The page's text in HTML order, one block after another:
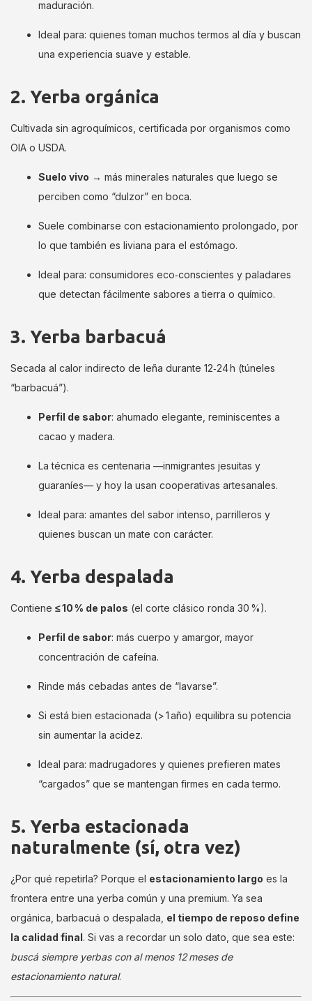
maduración.
Ideal para: quienes toman muchos termos al día y buscan
una experiencia suave y estable.
2. Yerba orgánica
Cultivada sin agroquímicos, certificada por organismos como
OIA o USDA.
Suelo vivo → más minerales naturales que luego se
perciben como “dulzor” en boca.
Suele combinarse con estacionamiento prolongado, por
lo que también es liviana para el estómago.
Ideal para: consumidores eco‑conscientes y paladares
que detectan fácilmente sabores a tierra o químico.
3. Yerba barbacuá
Secada al calor indirecto de leña durante 12‑24 h (túneles
“barbacuá”).
Perfil de sabor: ahumado elegante, reminiscentes a
cacao y madera.
La técnica es centenaria —inmigrantes jesuitas y
guaraníes— y hoy la usan cooperativas artesanales.
Ideal para: amantes del sabor intenso, parrilleros y
quienes buscan un mate con carácter.
4. Yerba despalada
Contiene ≤ 10 % de palos (el corte clásico ronda 30 %).
Perfil de sabor: más cuerpo y amargor, mayor
concentración de cafeína.
Rinde más cebadas antes de “lavarse”.
Si está bien estacionada (> 1 año) equilibra su potencia
sin aumentar la acidez.
Ideal para: madrugadores y quienes prefieren mates
“cargados” que se mantengan firmes en cada termo.
5. Yerba estacionada
naturalmente (sí, otra vez)
¿Por qué repetirla? Porque el estacionamiento largo es la
frontera entre una yerba común y una premium. Ya sea
orgánica, barbacuá o despalada, el tiempo de reposo define
la calidad final. Si vas a recordar un solo dato, que sea este:
buscá siempre yerbas con al menos 12 meses de
estacionamiento natural.